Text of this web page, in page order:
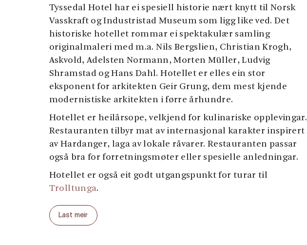
Tyssedal Hotel har ei spesiell historie nært knytt til Norsk
Vasskraft og Industristad Museum som ligg like ved. Det
historiske hotellet rommar ei spektakulær samling
originalmaleri med m.a. Nils Bergslien, Christian Krogh,
Askvold, Adelsten Normann, Morten Müller, Ludvig
Shramstad og Hans Dahl. Hotellet er elles ein stor
eksponent for arkitekten Geir Grung, dem mest kjende
modernistiske arkitekten i førre århundre.
Hotellet er heilårsope, velkjend for kulinariske opplevingar.
Restauranten tilbyr mat av internasjonal karakter inspirert
av Hardanger, laga av lokale råvarer. Restauranten passar
også bra for forretningsmøter eller spesielle anledningar.
Hotellet er også eit godt utgangspunkt for turar til
Trolltunga.
Last meir